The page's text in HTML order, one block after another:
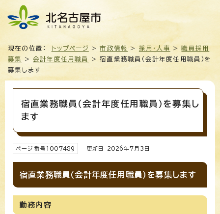
現在の位置： トップページ >市政情報 > 採用・人事 >職員採用
募集
>会計年度任用職員
> 宿直業務職員（会計年度任用職員）を
募集します
宿直業務職員（会計年度任用職員）を募集し
ます
ページ番号1007489 更新日 2026年7月3日
宿直業務職員（会計年度任用職員）を募集します
勤務内容